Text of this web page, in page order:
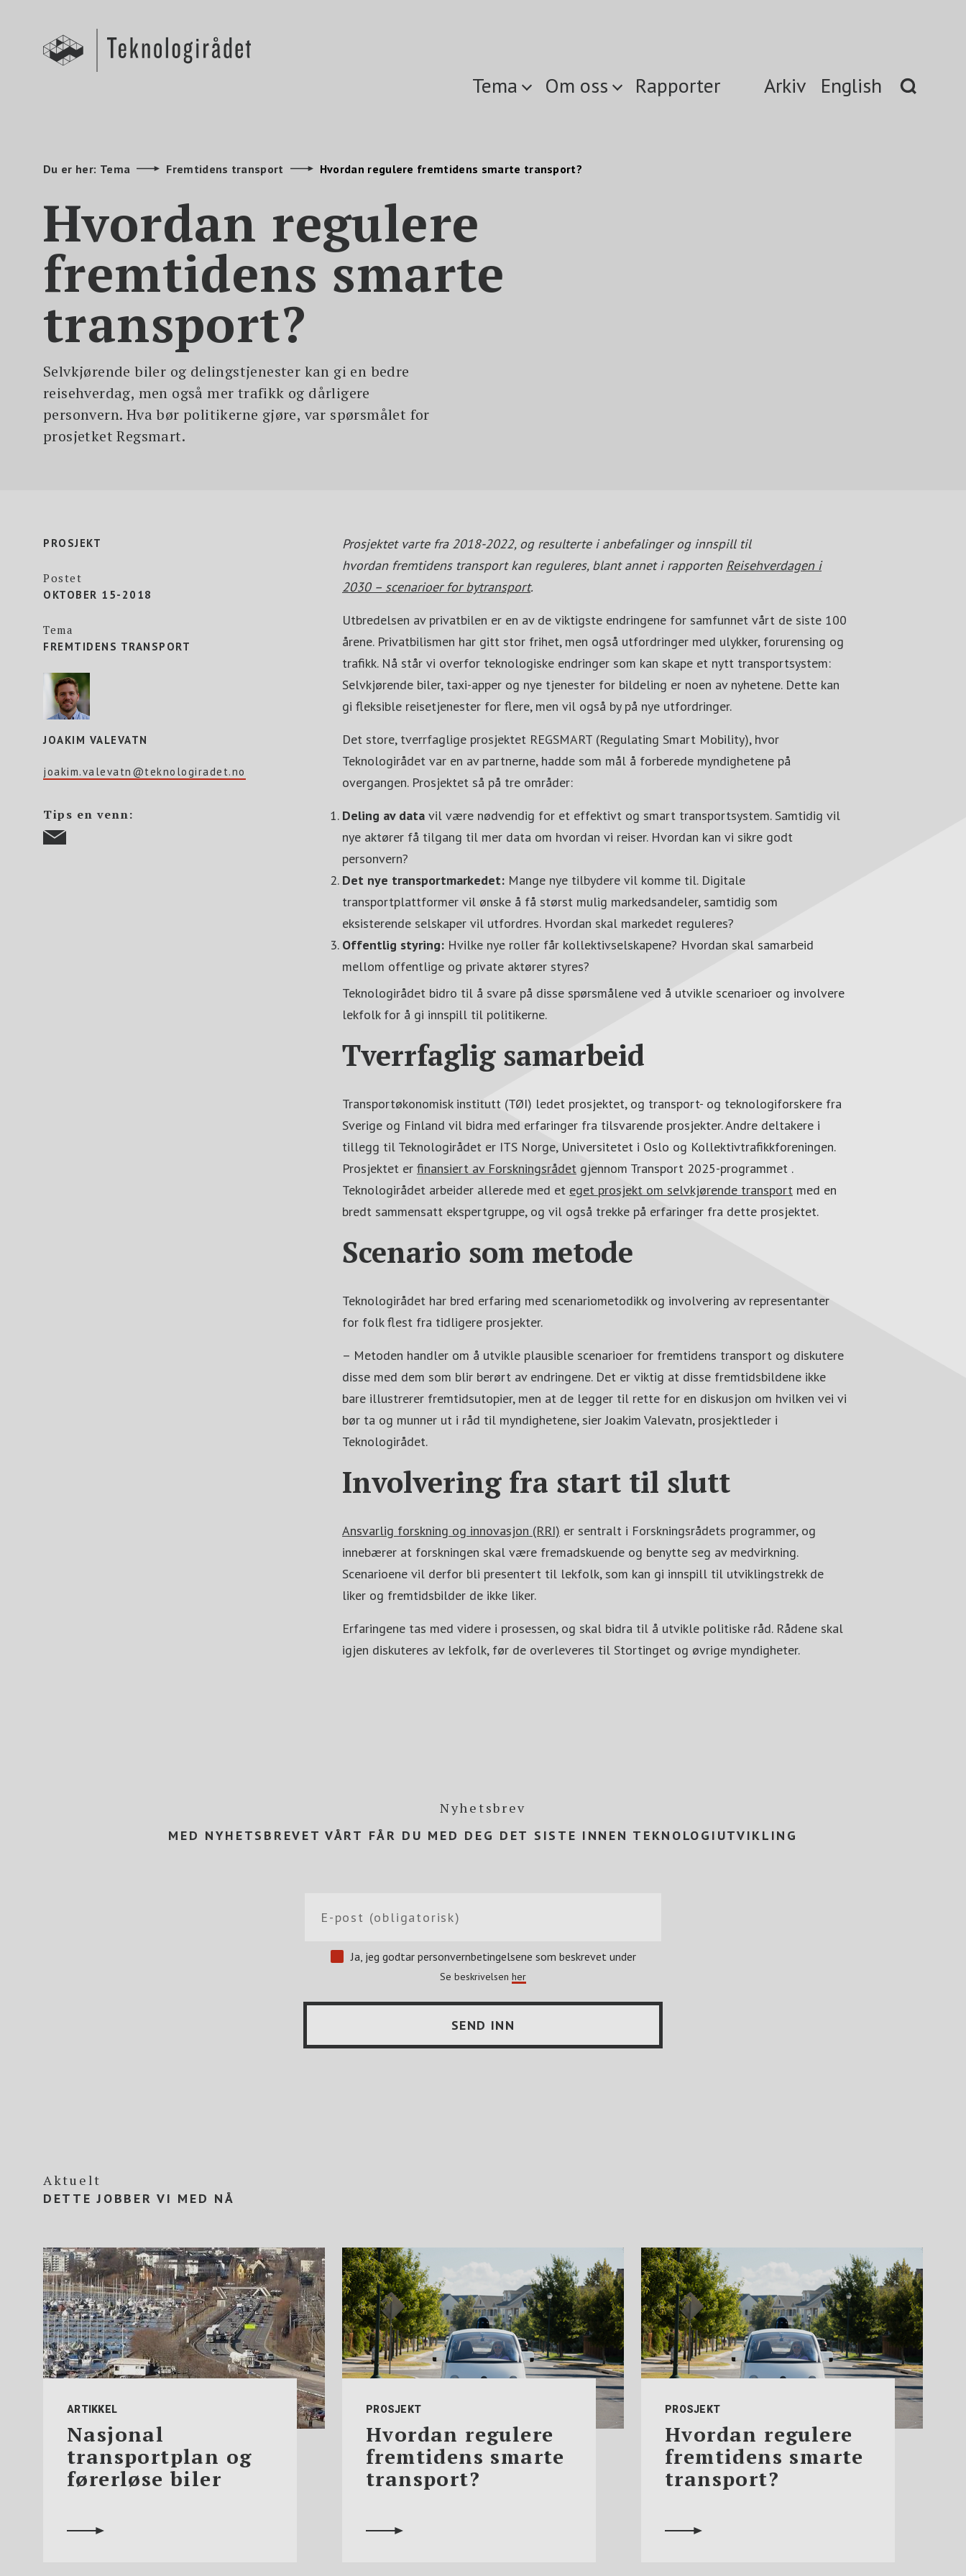
Tema Om oss Rapporter Arkiv English
Du er her: Tema Fremtidens transport Hvordan regulere fremtidens smarte transport?
Hvordan regulere
fremtidens smarte
transport?
Selvkjørende biler og delingstjenester kan gi en bedre
reisehverdag, men også mer trafikk og dårligere
personvern. Hva bør politikerne gjøre, var spørsmålet for
prosjetket Regsmart.
Prosjektet varte fra 2018-2022, og resulterte i anbefalinger og innspill til
hvordan fremtidens transport kan reguleres, blant annet i rapporten Reisehverdagen i
2030 – scenarioer for bytransport.
Utbredelsen av privatbilen er en av de viktigste endringene for samfunnet vårt de siste 100
årene. Privatbilismen har gitt stor frihet, men også utfordringer med ulykker, forurensing og
trafikk. Nå står vi overfor teknologiske endringer som kan skape et nytt transportsystem:
Selvkjørende biler, taxi-apper og nye tjenester for bildeling er noen av nyhetene. Dette kan
gi fleksible reisetjenester for flere, men vil også by på nye utfordringer.
Det store, tverrfaglige prosjektet REGSMART (Regulating Smart Mobility), hvor
Teknologirådet var en av partnerne, hadde som mål å forberede myndighetene på
overgangen. Prosjektet så på tre områder:
Deling av data vil være nødvendig for et effektivt og smart transportsystem. Samtidig vil
nye aktører få tilgang til mer data om hvordan vi reiser. Hvordan kan vi sikre godt
personvern?
Det nye transportmarkedet: Mange nye tilbydere vil komme til. Digitale
transportplattformer vil ønske å få størst mulig markedsandeler, samtidig som
eksisterende selskaper vil utfordres. Hvordan skal markedet reguleres?
Offentlig styring: Hvilke nye roller får kollektivselskapene? Hvordan skal samarbeid
mellom offentlige og private aktører styres?
Teknologirådet bidro til å svare på disse spørsmålene ved å utvikle scenarioer og involvere
lekfolk for å gi innspill til politikerne.
Tverrfaglig samarbeid
Transportøkonomisk institutt (TØI) ledet prosjektet, og transport- og teknologiforskere fra
Sverige og Finland vil bidra med erfaringer fra tilsvarende prosjekter. Andre deltakere i
tillegg til Teknologirådet er ITS Norge, Universitetet i Oslo og Kollektivtrafikkforeningen.
Prosjektet erfinansiert av Forskningsrådet gjennom Transport 2025-programmet .
Teknologirådet arbeider allerede med et eget prosjekt om selvkjørende transport med en
bredt sammensatt ekspertgruppe, og vil også trekke på erfaringer fra dette prosjektet.
Scenario som metode
Teknologirådet har bred erfaring med scenariometodikk og involvering av representanter
for folk flest fra tidligere prosjekter.
– Metoden handler om å utvikle plausible scenarioer for fremtidens transport og diskutere
disse med dem som blir berørt av endringene. Det er viktig at disse fremtidsbildene ikke
bare illustrerer fremtidsutopier, men at de legger til rette for en diskusjon om hvilken vei vi
bør ta og munner ut i råd til myndighetene, sier Joakim Valevatn, prosjektleder i
Teknologirådet.
Involvering fra start til slutt
Ansvarlig forskning og innovasjon (RRI) er sentralt i Forskningsrådets programmer, og
innebærer at forskningen skal være fremadskuende og benytte seg av medvirkning.
Scenarioene vil derfor bli presentert til lekfolk, som kan gi innspill til utviklingstrekk de
liker og fremtidsbilder de ikke liker.
Erfaringene tas med videre i prosessen, og skal bidra til å utvikle politiske råd. Rådene skal
igjen diskuteres av lekfolk, før de overleveres til Stortinget og øvrige myndigheter.
PROSJEKT
Postet
OKTOBER 15-2018
Tema
FREMTIDENS TRANSPORT
JOAKIM VALEVATN
joakim.valevatn@teknologiradet.no
Tips en venn:
Nyhetsbrev
MED NYHETSBREVET VÅRT FÅR DU MED DEG DET SISTE INNEN TEKNOLOGIUTVIKLING
Ja, jeg godtar personvernbetingelsene som beskrevet under
Se beskrivelsen her
Aktuelt
DETTE JOBBER VI MED NÅ
ARTIKKEL
Nasjonal
transportplan og
førerløse biler
PROSJEKT
Hvordan regulere
fremtidens smarte
transport?
PROSJEKT
Hvordan regulere
fremtidens smarte
transport?